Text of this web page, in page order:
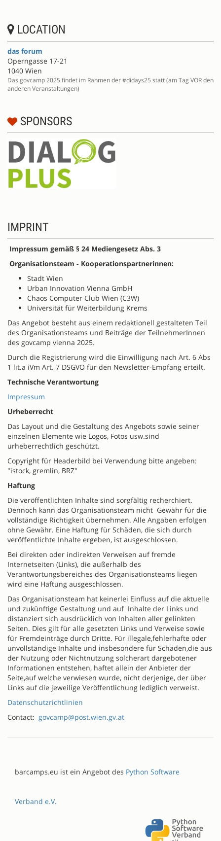
LOCATION
das forum
Operngasse 17-21
1040 Wien
Das govcamp 2025 findet im Rahmen der #didays25 statt (am Tag VOR den
anderen Veranstaltungen)
SPONSORS
IMPRINT
Impressum gemäß § 24 Mediengesetz Abs. 3
Organisationsteam - Kooperationspartnerinnen:
Stadt Wien
Urban Innovation Vienna GmbH
Chaos Computer Club Wien (C3W)
Universität für Weiterbildung Krems
Das Angebot besteht aus einem redaktionell gestalteten Teil
des Organisationsteams und Beiträge der TeilnehmerInnen
des govcamp vienna 2025.
Durch die Registrierung wird die Einwilligung nach Art. 6 Abs
1 lit.a iVm Art. 7 DSGVO für den Newsletter-Empfang erteilt.
Technische Verantwortung
Impressum
Urheberrecht
Das Layout und die Gestaltung des Angebots sowie seiner
einzelnen Elemente wie Logos, Fotos usw.sind
urheberrechtlich geschützt.
Copyright für Headerbild bei Verwendung bitte angeben:
"istock, gremlin, BRZ"
Haftung
Die veröffentlichten Inhalte sind sorgfältig recherchiert.
Dennoch kann das Organisationsteam nicht Gewähr für die
vollständige Richtigkeit übernehmen. Alle Angaben erfolgen
ohne Gewähr. Eine Haftung für Schäden, die sich durch
veröffentlichte Inhalte ergeben, ist ausgeschlossen.
Bei direkten oder indirekten Verweisen auf fremde
Internetseiten (Links), die außerhalb des
Verantwortungsbereiches des Organisationsteams liegen
wird eine Haftung ausgeschlossen.
Das Organisationsteam hat keinerlei Einfluss auf die aktuelle
und zukünftige Gestaltung und auf Inhalte der Links und
distanziert sich ausdrücklich von Inhalten aller gelinkten
Seiten. Dies gilt für alle gesetzten Links und Verweise sowie
für Fremdeinträge durch Dritte. Für illegale,fehlerhafte oder
unvollständige Inhalte und insbesondere für Schäden,die aus
der Nutzung oder Nichtnutzung solcherart dargebotener
Informationen entstehen, haftet allein der Anbieter der
Seite,auf welche verwiesen wurde, nicht derjenige, der über
Links auf die jeweilige Veröffentlichung lediglich verweist.
Datenschutzrichtlinien
Contact: govcamp@post.wien.gv.at
barcamps.eu ist ein Angebot des Python Software
Verband e.V.